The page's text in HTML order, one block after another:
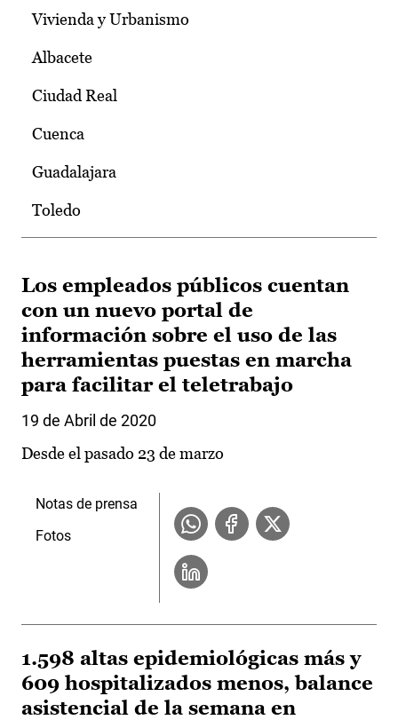
Vivienda y Urbanismo
Albacete
Ciudad Real
Cuenca
Guadalajara
Toledo
Los empleados públicos cuentan
con un nuevo portal de
información sobre el uso de las
herramientas puestas en marcha
para facilitar el teletrabajo
19 de Abril de 2020
Desde el pasado 23 de marzo
Notas de prensa
Fotos
1.598 altas epidemiológicas más y
609 hospitalizados menos, balance
asistencial de la semana en